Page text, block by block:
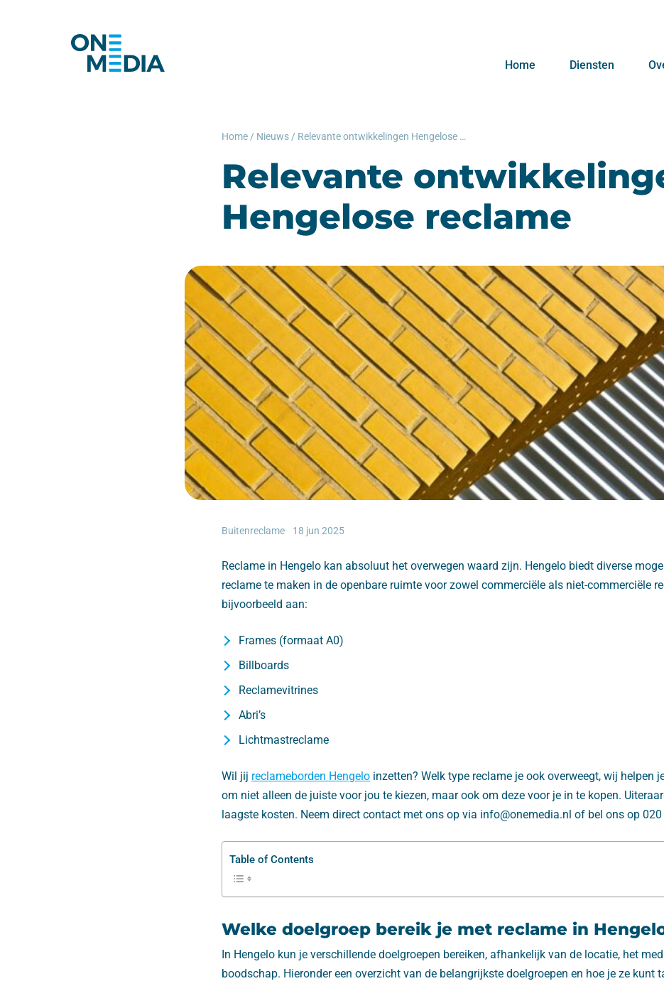
Home Diensten
Home / Nieuws / Relevante ontwikkelingen Hengelose reclame
Relevante
Hengelose reclame
Buitenreclame 18 jun 2025
Reclame in Hengelo kan absoluut het overwegen waard zijn. Hengelo biedt diverse
reclame te maken in de openbare ruimte voor zowel commerciële als niet-commerciële
bijvoorbeeld aan:
Frames (formaat A0)
Billboards
Reclamevitrines
Abri’s
Lichtmastreclame
Wil jij reclameborden Hengelo inzetten? Welk type reclame je ook overweegt, wij helpen
om niet alleen de juiste voor jou te kiezen, maar ook om deze voor je in te kopen.
laagste kosten. Neem direct contact met ons op via info@onemedia.nl of bel ons op
Table of Contents
Welke doelgroep bereik je met reclame in
In Hengelo kun je verschillende doelgroepen bereiken, afhankelijk van de locatie, het
boodschap. Hieronder een overzicht van de belangrijkste doelgroepen en hoe je ze kunt